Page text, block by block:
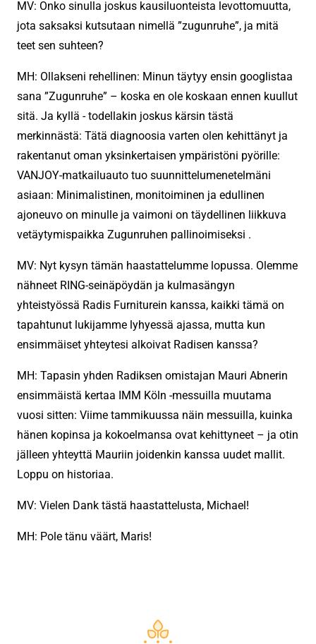
MV: Onko sinulla joskus kausiluonteista levottomuutta,
jota saksaksi kutsutaan nimellä ”zugunruhe”, ja mitä
teet sen suhteen?
MH: Ollakseni rehellinen: Minun täytyy ensin googlistaa
sana ”Zugunruhe” – koska en ole koskaan ennen kuullut
sitä. Ja kyllä ​​- todellakin joskus kärsin tästä
merkinnästä: Tätä diagnoosia varten olen kehittänyt ja
rakentanut oman yksinkertaisen ympäristöni pyörille:
VANJOY-matkailuauto tuo suunnittelumenetelmäni
asiaan: Minimalistinen, monitoiminen ja edullinen
ajoneuvo on minulle ja vaimoni on täydellinen liikkuva
vetäytymispaikka Zugunruhen pallinoimiseksi .
MV: Nyt kysyn tämän haastattelumme lopussa. Olemme
nähneet RING-seinäpöydän ja kulmasängyn
yhteistyössä Radis Furniturein kanssa, kaikki tämä on
tapahtunut lukijamme lyhyessä ajassa, mutta kun
ensimmäiset yhteytesi alkoivat Radisen kanssa?
MH: Tapasin yhden Radiksen omistajan Mauri Abnerin
ensimmäistä kertaa IMM Köln -messuilla muutama
vuosi sitten: Viime tammikuussa näin messuilla, kuinka
hänen kopinsa ja kokoelmansa ovat kehittyneet – ja otin
jälleen yhteyttä Mauriin joidenkin kanssa uudet mallit.
Loppu on historiaa.
MV: Vielen Dank tästä haastattelusta, Michael!
MH: Pole tänu väärt, Maris!